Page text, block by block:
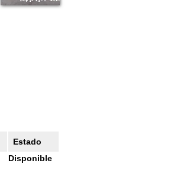
Estado
Disponible